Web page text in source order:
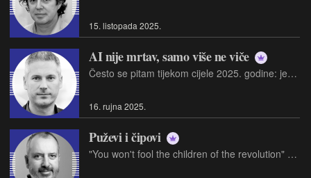
15. listopada 2025.
AI nije mrtav, samo više ne viče
Često se pitam tijekom cijele 2025. godine: jesmo li svi zalutali u neki veliki AI balon, ili, pak, ulazimo u tihu "AI zimu"?
16. rujna 2025.
Puževi i čipovi
"You won't fool the children of the revolution" T. Rex: "The Children of the Revolution"